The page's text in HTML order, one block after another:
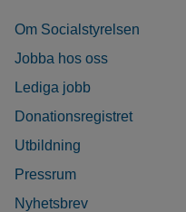
Om Socialstyrelsen
Jobba hos oss
Lediga jobb
Donationsregistret
Utbildning
Pressrum
Nyhetsbrev